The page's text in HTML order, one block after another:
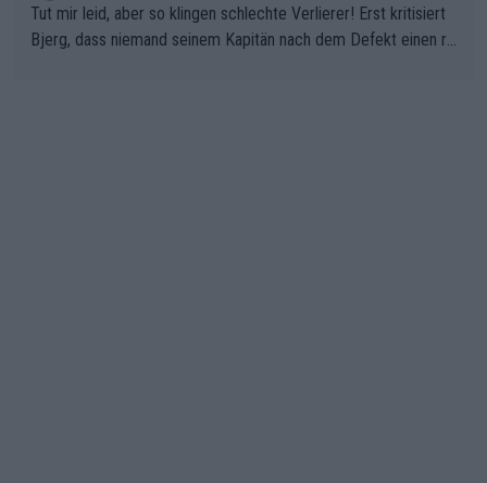
Tut mir leid, aber so klingen schlechte Verlierer! Erst kritisiert
Bjerg, dass niemand seinem Kapitän nach dem Defekt einen ro